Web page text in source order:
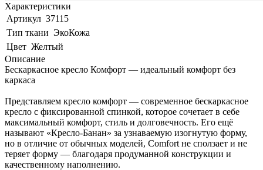
Характеристики
Артикул 37115
Тип ткани ЭкоКожа
Цвет Желтый
Описание
Бескаркасное кресло Комфорт — идеальный комфорт без
каркаса
Представляем кресло комфорт — современное бескаркасное
кресло с фиксированной спинкой, которое сочетает в себе
максимальный комфорт, стиль и долговечность. Его ещё
называют «Кресло-Банан» за узнаваемую изогнутую форму,
но в отличие от обычных моделей, Comfort не сползает и не
теряет форму — благодаря продуманной конструкции и
качественному наполнению.